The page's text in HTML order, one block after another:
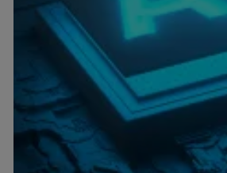
navegación del usuario del móvil.
Puedes gestionar los consentimientos
“Administrar Utiq” en la parte inferior
visitando el
portal de privacidad de
(“consenthub”). Para más
la
política de privacidad de Utiq.